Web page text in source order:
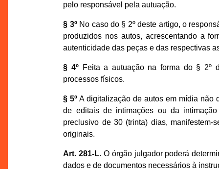
pelo responsável pela autuação.
§ 3ºNo caso do § 2º deste artigo, o
produzidos nos autos, acrescentando a
autenticidade das peças e das respectivas
§ 4ºFeita a autuação na forma do § 2º
processos físicos.
§ 5º A digitalização de autos em mídia não
de editais de intimações ou da
preclusivo de 30 (trinta) dias,
originais.
Art. 281-L. O órgão julgador poderá
dados e de documentos necessários à